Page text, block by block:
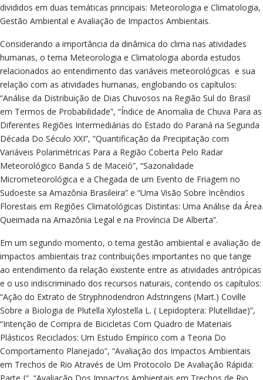
divididos em duas temáticas principais: Meteorologia e Climatologia,
Gestão Ambiental e Avaliação de Impactos Ambientais.
Considerando a importância da dinâmica do clima nas atividades
humanas, o tema Meteorologia e Climatologia aborda estudos
relacionados ao entendimento das variáveis meteorológicas e sua
relação com as atividades humanas, englobando os capítulos:
“Análise da Distribuição de Dias Chuvosos na Região Sul do Brasil
em Termos de Probabilidade”, “Índice de Anomalia de Chuva Para as
Diferentes Regiões Intermediárias do Estado do Paraná na Segunda
Década Do Século XXI”, “Quantificação da Precipitação com
Variáveis Polarimétricas Para a Região Coberta Pelo Radar
Meteorológico Banda S de Maceió”, “Sazonalidade
Micrometeorológica e a Chegada de um Evento de Friagem no
Sudoeste sa Amazônia Brasileira” e “Uma Visão Sobre Incêndios
Florestais em Regiões Climatológicas Distintas: Uma Análise da Área
Queimada na Amazônia Legal e na Província De Alberta”.
Em um segundo momento, o tema gestão ambiental e avaliação de
impactos ambientais traz contribuições importantes no que tange
ao entendimento da relação existente entre as atividades antrópicas
e o uso indiscriminado dos recursos naturais, contendo os capítulos:
“Ação do Extrato de Stryphnodendron Adstringens (Mart.) Coville
Sobre a Biologia de Plutella Xylostella L. ( Lepidoptera: Plutellidae)”,
“Intenção de Compra de Bicicletas Com Quadro de Materiais
Plásticos Reciclados: Um Estudo Empírico com a Teoria Do
Comportamento Planejado”, “Avaliação dos Impactos Ambientais
em Trechos de Rio Através de Um Protocolo De Avaliação Rápida: